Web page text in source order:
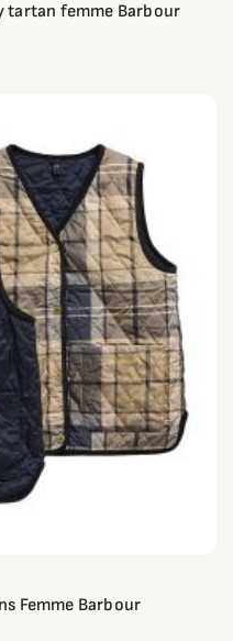
tartan femme Barbour
Femme Barbour